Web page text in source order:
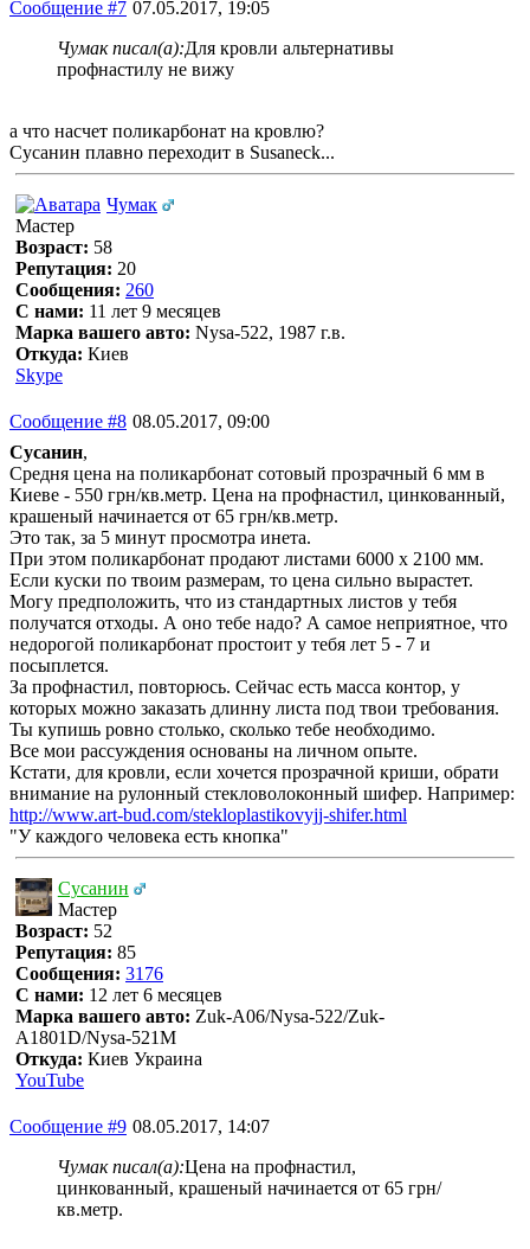
Сообщение #7 07.05.2017, 19:05
Чумак писал(а):Для кровли альтернативы
профнастилу не вижу
а что насчет поликарбонат на кровлю?
Сусанин плавно переходит в Susaneck...
Чумак
Мастер
Возраст: 58
Репутация: 20
Сообщения: 260
С нами: 11 лет 9 месяцев
Марка вашего авто: Nysa-522, 1987 г.в.
Откуда: Киев
Skype
Сообщение #8 08.05.2017, 09:00
Сусанин,
Средня цена на поликарбонат сотовый прозрачный 6 мм в
Киеве - 550 грн/кв.метр. Цена на профнастил, цинкованный,
крашеный начинается от 65 грн/кв.метр.
Это так, за 5 минут просмотра инета.
При этом поликарбонат продают листами 6000 х 2100 мм.
Если куски по твоим размерам, то цена сильно вырастет.
Могу предположить, что из стандартных листов у тебя
получатся отходы. А оно тебе надо? А самое неприятное, что
недорогой поликарбонат простоит у тебя лет 5 - 7 и
посыплется.
За профнастил, повторюсь. Сейчас есть масса контор, у
которых можно заказать длинну листа под твои требования.
Ты купишь ровно столько, сколько тебе необходимо.
Все мои рассуждения основаны на личном опыте.
Кстати, для кровли, если хочется прозрачной криши, обрати
внимание на рулонный стекловолоконный шифер. Например:
http://www.art-bud.com/stekloplastikovyjj-shifer.html
"У каждого человека есть кнопка"
Сусанин
Мастер
Возраст: 52
Репутация: 85
Сообщения: 3176
С нами: 12 лет 6 месяцев
Марка вашего авто: Zuk-A06/Nysa-522/Zuk-
A1801D/Nysa-521M
Откуда: Киев Украина
YouTube
Сообщение #9 08.05.2017, 14:07
Чумак писал(а):Цена на профнастил,
цинкованный, крашеный начинается от 65 грн/
кв.метр.